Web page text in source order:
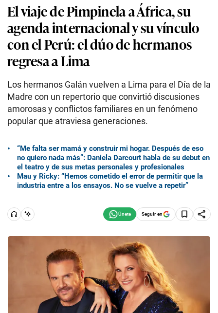
El viaje de Pimpinela a África, su
agenda internacional y su vínculo
con el Perú: el dúo de hermanos
regresa a Lima
Los hermanos Galán vuelven a Lima para el Día de la
Madre con un repertorio que convirtió discusiones
amorosas y conflictos familiares en un fenómeno
popular que atraviesa generaciones.
“Me falta ser mamá y construir mi hogar. Después de eso
no quiero nada más”: Daniela Darcourt habla de su debut en
el teatro y de sus metas personales y profesionales
Mau y Ricky: “Hemos cometido el error de permitir que la
industria entre a los ensayos. No se vuelve a repetir”
Seguir en